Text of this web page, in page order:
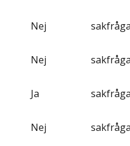
Nej
Nej
Ja
Nej